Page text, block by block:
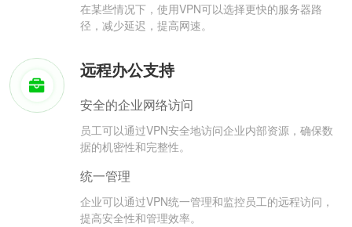
在某些情况下，使用VPN可以选择更快的服务器路
径，减少延迟，提高网速。
远程办公支持
安全的企业网络访问
员工可以通过VPN安全地访问企业内部资源，确保数
据的机密性和完整性。
统一管理
企业可以通过VPN统一管理和监控员工的远程访问，
提高安全性和管理效率。